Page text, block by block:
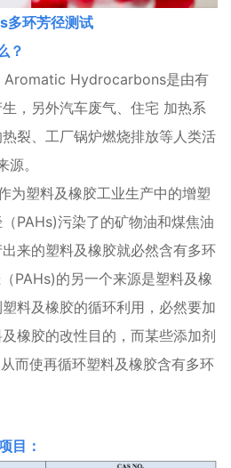
多环芳径测试
？
Aromatic Hydrocarbons是由有
，另外汽车废气、住宅 加热系
裂、工厂锅炉燃烧排放等人类活
。
为塑料及橡胶工业生产中的增塑
PAHs)污染了的矿物油和煤焦油
来的塑料及橡胶就必然含有多环
PAHs)的另一个来源是塑料及橡
料及橡胶的循环利用，必然要加
橡胶的改性目的，而某些添加剂
而使再循环塑料及橡胶含有多环
目：